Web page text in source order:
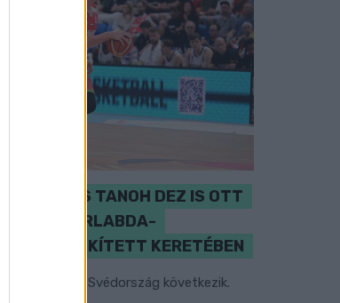
VÁRADI ÉS TANOH DEZ IS OTT
KOSÁRLABDA-
SZŰKÍTETT KERETÉBEN
Szlovénia és Svédország következik.